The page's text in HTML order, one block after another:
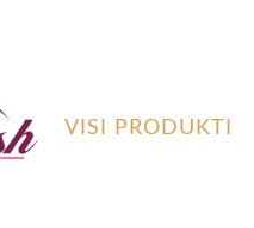
VISI PRODUKTI